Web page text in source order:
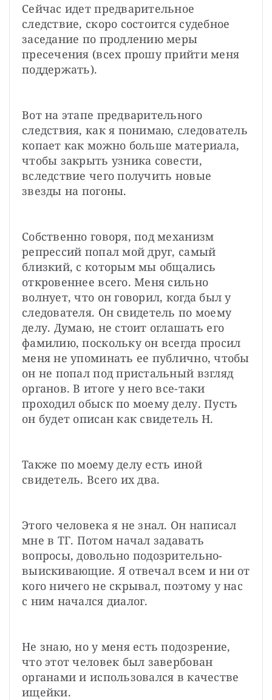
Сейчас идет предварительное
следствие, скоро состоится судебное
заседание по продлению меры
пресечения (всех прошу прийти меня
поддержать).
Вот на этапе предварительного
следствия, как я понимаю, следователь
копает как можно больше материала,
чтобы закрыть узника совести,
вследствие чего получить новые
звезды на погоны.
Собственно говоря, под механизм
репрессий попал мой друг, самый
близкий, с которым мы общались
откровеннее всего. Меня сильно
волнует, что он говорил, когда был у
следователя. Он свидетель по моему
делу. Думаю, не стоит оглашать его
фамилию, поскольку он всегда просил
меня не упоминать ее публично, чтобы
он не попал под пристальный взгляд
органов. В итоге у него все-таки
проходил обыск по моему делу. Пусть
он будет описан как свидетель Н.
Также по моему делу есть иной
свидетель. Всего их два.
Этого человека я не знал. Он написал
мне в ТГ. Потом начал задавать
вопросы, довольно подозрительно-
выискивающие. Я отвечал всем и ни от
кого ничего не скрывал, поэтому у нас
с ним начался диалог.
Не знаю, но у меня есть подозрение,
что этот человек был завербован
органами и использовался в качестве
ищейки.